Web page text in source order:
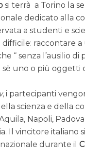
si terrà a Torino la
dedicato alla
a studenti e
raccontare
“ senza l’ausilio
uno o più
, i partecipanti
scienza e della
Napoli,
Il vincitore
durante il